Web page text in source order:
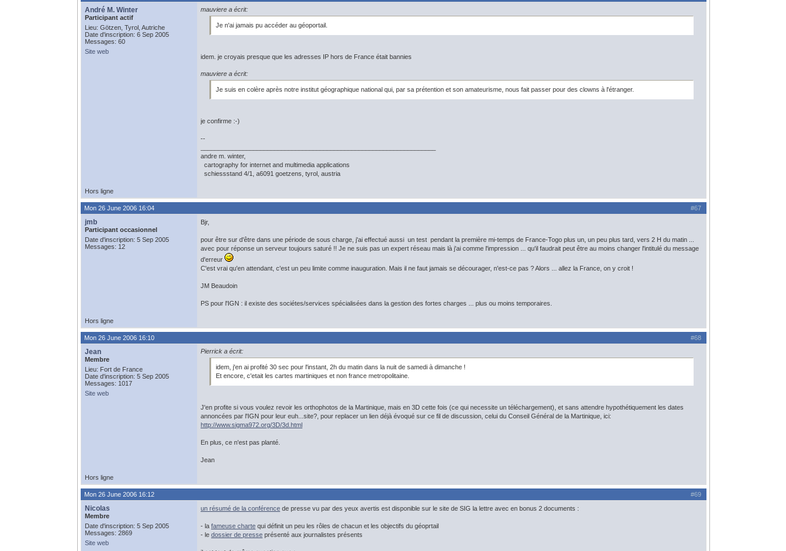
André M. Winter
Participant actif
Lieu: Götzen, Tyrol, Autriche
Date d'inscription: 6 Sep 2005
Messages: 60
Site web
mauviere a écrit:
Je n'ai jamais pu accéder au géoportail.
idem. je croyais presque que les adresses IP hors de France était bannies
mauviere a écrit:
Je suis en colère après notre institut géographique national qui, par sa prétention et son amateurisme, nous fait passer pour des clowns à l'étranger.
je confirme :-)
--
andre m. winter,
cartography for internet and multimedia applications
schiessstand 4/1, a6091 goetzens, tyrol, austria
Hors ligne
#67
Mon 26 June 2006 16:04
jmb
Participant occasionnel
Date d'inscription: 5 Sep 2005
Messages: 12
Bjr,
pour être sur d'être dans une période de sous charge, j'ai effectué aussi un test pendant la première mi-temps de France-Togo plus un, un peu plus tard, vers 2 H du matin ...
avec pour réponse un serveur toujours saturé !! Je ne suis pas un expert réseau mais là j'ai comme l'impression ... qu'il faudrait peut être au moins changer l'intitulé du message
d'erreur
C'est vrai qu'en attendant, c'est un peu limite comme inauguration. Mais il ne faut jamais se décourager, n'est-ce pas ? Alors ... allez la France, on y croit !
JM Beaudoin
PS pour l'IGN : il existe des sociétes/services spécialisées dans la gestion des fortes charges ... plus ou moins temporaires.
Hors ligne
#68
Mon 26 June 2006 16:10
Jean
Membre
Lieu: Fort de France
Date d'inscription: 5 Sep 2005
Messages: 1017
Site web
Pierrick a écrit:
idem, j'en ai profité 30 sec pour l'instant, 2h du matin dans la nuit de samedi à dimanche !
Et encore, c'etait les cartes martiniques et non france metropolitaine.
J'en profite si vous voulez revoir les orthophotos de la Martinique, mais en 3D cette fois (ce qui necessite un téléchargement), et sans attendre hypothétiquement les dates
annoncées par l'IGN pour leur euh...site?, pour replacer un lien déjà évoqué sur ce fil de discussion, celui du Conseil Général de la Martinique, ici:
http://www.sigma972.org/3D/3d.html
En plus, ce n'est pas planté.
Jean
Hors ligne
#69
Mon 26 June 2006 16:12
Nicolas
Membre
Date d'inscription: 5 Sep 2005
Messages: 2869
Site web
un résumé de la conférence de presse vu par des yeux avertis est disponible sur le site de SIG la lettre avec en bonus 2 documents :
- la fameuse charte qui définit un peu les rôles de chacun et les objectifs du géoprtail
- le dossier de presse présenté aux journalistes présents